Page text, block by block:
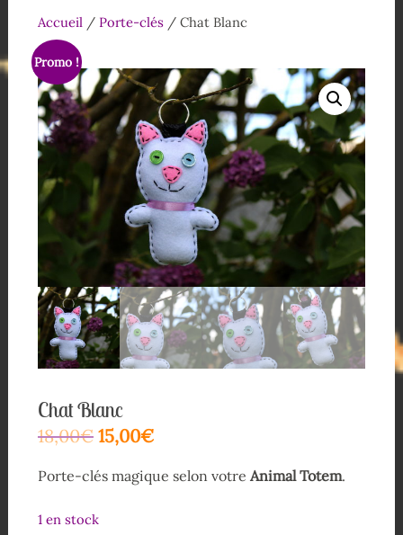
Accueil/ Porte-clés/ Chat Blanc
Promo !
Chat Blanc
18,00€ 15,00€
Porte-clés magique selon votre Animal Totem.
1 en stock